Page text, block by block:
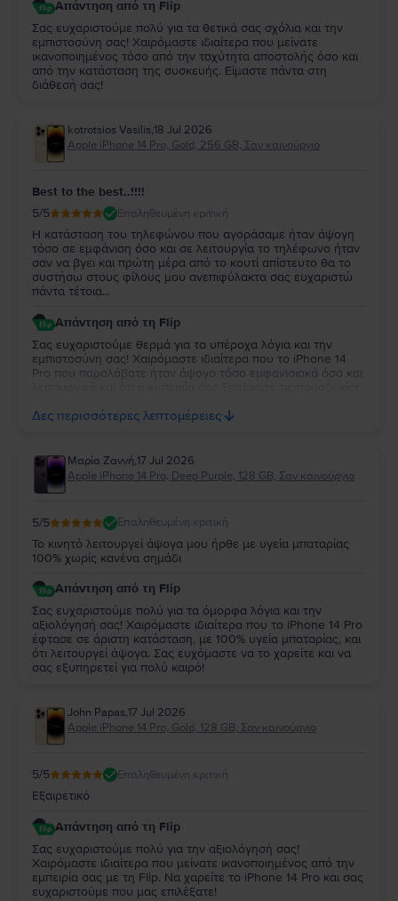
Απάντηση από τη Flip
Σας ευχαριστούμε πολύ για τα θετικά σας σχόλια και την
εμπιστοσύνη σας! Χαιρόμαστε ιδιαίτερα που μείνατε
ικανοποιημένος τόσο από την ταχύτητα αποστολής όσο και
από την κατάσταση της συσκευής. Είμαστε πάντα στη
διάθεσή σας!
kotrotsios Vasilis,18 Jul 2026
Apple iPhone 14 Pro, Gold, 256 GB, Σαν καινούργιο
Best to the best..!!!!
5/5 Επαληθευμένη κριτική
Η κατάσταση του τηλεφώνου που αγοράσαμε ήταν άψογη
τόσο σε εμφάνιση όσο και σε λειτουργία το τηλέφωνο ήταν
σαν να βγει και πρώτη μέρα από το κουτί απίστευτο θα το
συστήσω στους φίλους μου ανεπιφύλακτα σας ευχαριστώ
πάντα τέτοια...
Απάντηση από τη Flip
Σας ευχαριστούμε θερμά για τα υπέροχα λόγια και την
εμπιστοσύνη σας! Χαιρόμαστε ιδιαίτερα που το iPhone 14
Pro που παραλάβατε ήταν άψογο τόσο εμφανισιακά όσο και
το χαρείτε για πολλά χρόνια!
Δες περισσότερες λεπτομέρειες
Μαρία Ζαννή,17 Jul 2026
Apple iPhone 14 Pro, Deep Purple, 128 GB, Σαν καινούργιο
5/5 Επαληθευμένη κριτική
Το κινητό λειτουργεί άψογα μου ήρθε με υγεία μπαταρίας
100% χωρίς κανένα σημάδι
Απάντηση από τη Flip
Σας ευχαριστούμε πολύ για τα όμορφα λόγια και την
αξιολόγησή σας! Χαιρόμαστε ιδιαίτερα που το iPhone 14 Pro
έφτασε σε άριστη κατάσταση, με 100% υγεία μπαταρίας, και
ότι λειτουργεί άψογα. Σας ευχόμαστε να το χαρείτε και να
σας εξυπηρετεί για πολύ καιρό!
John Papas,17 Jul 2026
Apple iPhone 14 Pro, Gold, 128 GB, Σαν καινούργιο
5/5 Επαληθευμένη κριτική
Εξαιρετικό
Απάντηση από τη Flip
Σας ευχαριστούμε πολύ για την αξιολόγησή σας!
Χαιρόμαστε ιδιαίτερα που μείνατε ικανοποιημένος από την
εμπειρία σας με τη Flip. Να χαρείτε το iPhone 14 Pro και σας
ευχαριστούμε που μας επιλέξατε!